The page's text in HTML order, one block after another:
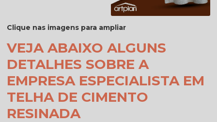
Clique nas imagens para ampliar
VEJA ABAIXO ALGUNS
DETALHES SOBRE A
EMPRESA ESPECIALISTA EM
TELHA DE CIMENTO
RESINADA